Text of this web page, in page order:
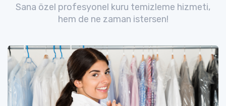
Sana özel profesyonel kuru temizleme hizmeti,
hem de ne zaman istersen!